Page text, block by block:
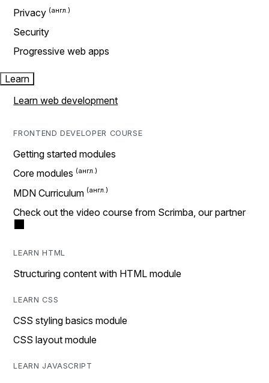
Privacy
Security
Progressive web apps
Learn
Learn web development
FRONTEND DEVELOPER COURSE
Getting started modules
Core modules
MDN Curriculum
Check out the video course from Scrimba, our partner
LEARN HTML
Structuring content with HTML module
LEARN CSS
CSS styling basics module
CSS layout module
LEARN JAVASCRIPT